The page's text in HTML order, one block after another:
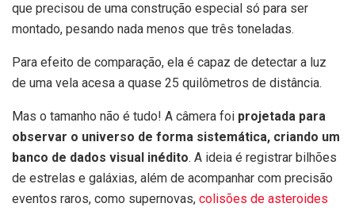
que precisou de uma construção especial só para ser
montado, pesando nada menos que três toneladas.
Para efeito de comparação, ela é capaz de detectar a luz
de uma vela acesa a quase 25 quilômetros de distância.
Mas o tamanho não é tudo! A câmera foi projetada para
observar o universo de forma sistemática, criando um
banco de dados visual inédito. A ideia é registrar bilhões
de estrelas e galáxias, além de acompanhar com precisão
eventos raros, como supernovas, colisões de asteroides